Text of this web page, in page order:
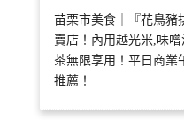
苗栗市美食｜『花鳥豬
賣店！內用越光米,味噌
茶無限享用！平日商業
推薦！